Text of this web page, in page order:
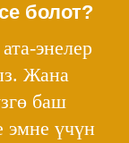
болот?
энелер
Жана
баш
эмне үчүн